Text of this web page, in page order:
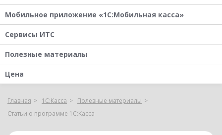
Мобильное приложение «1С:Мобильная касса»
Сервисы ИТС
Полезные материалы
Цена
Главная 1С:Касса
Полезные материалы
Статьи о программе 1С:Касса